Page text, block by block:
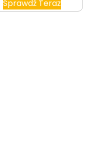
Sprawdź Teraz